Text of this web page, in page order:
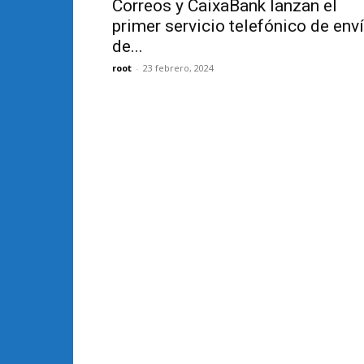
Correos y CaixaBank lanzan el
primer servicio telefónico de
de...
root - 23 febrero, 2024